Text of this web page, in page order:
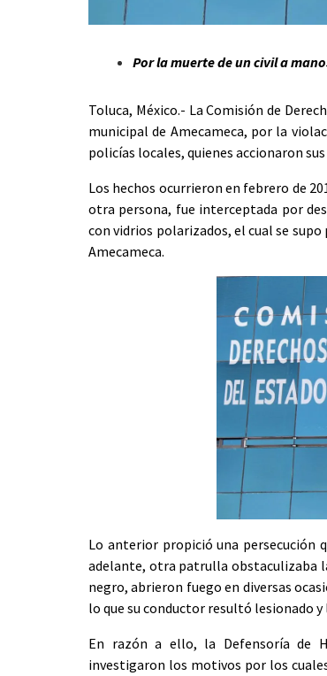
Por la muerte de un civil a
Toluca, México.- La Comisión de
municipal de Amecameca, por la
policías locales, quienes accionaron
Los hechos ocurrieron en febrero de
otra persona, fue interceptada por
con vidrios polarizados, el cual se
Amecameca.
Lo anterior propició una persecución
adelante, otra patrulla obstaculizaba
negro, abrieron fuego en diversas
lo que su conductor resultó lesionado
En razón a ello, la Defensoría de
investigaron los motivos por los